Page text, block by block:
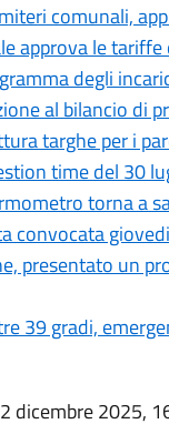
comunali,
approva le
degli
al bilancio di
targhe per i
time del 30
torna a
convocata
presentato un
39 gradi,
dicembre 2025,